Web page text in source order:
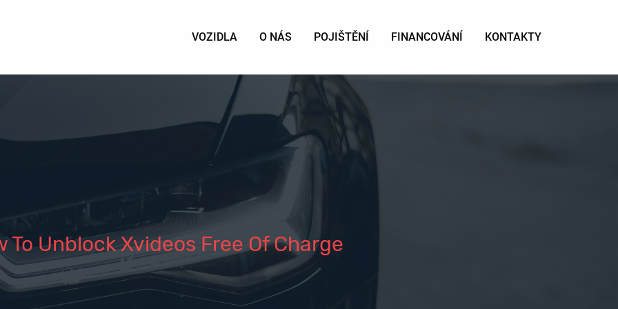
VOZIDLA O NÁS POJIŠTĚNÍ FINANCOVÁNÍ KONTAKTY
To Unblock Xvideos Free Of Charge